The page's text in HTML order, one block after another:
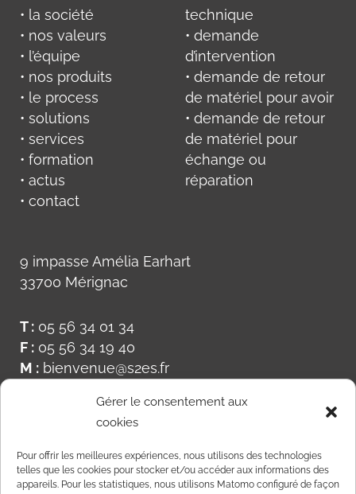
Gérer le consentement aux
cookies
Pour offrir les meilleures expériences, nous utilisons des technologies
telles que les cookies pour stocker et/ou accéder aux informations des
appareils. Pour les statistiques, nous utilisons Matomo configuré de façon
• la société
• nos valeurs
• l’équipe
• nos produits
• le process
• solutions
• services
• formation
• actus
• contact
technique
• demande
d’intervention
• demande de retour
de matériel pour avoir
• demande de retour
de matériel pour
échange ou
réparation
9 impasse Amélia Earhart
33700 Mérignac
T : 05 56 34 01 34
F : 05 56 34 19 40
M : bienvenue@s2es.fr